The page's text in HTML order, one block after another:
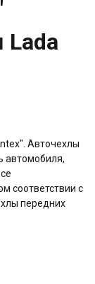
Lada
Авточехлы
автомобиля,
соответствии с
передних
не мешает
вызывающий